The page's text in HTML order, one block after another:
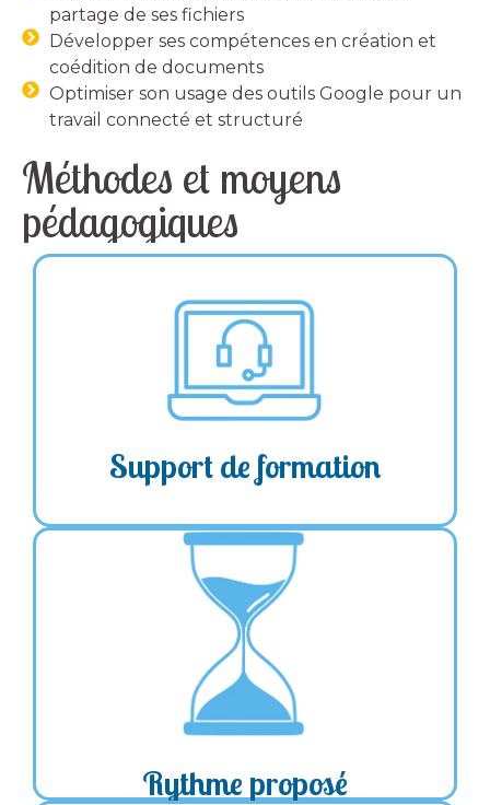
partage de ses fichiers
Développer ses compétences en création et
coédition de documents
Optimiser son usage des outils Google pour un
travail connecté et structuré
Méthodes et moyens
pédagogiques
Support de formation
du formateur et
personnalisé des supports
adapté aux
besoins et objectifs de la formation
Rythme proposé
non consécutives avec des
productions à présenter à la séance suivante
une séance de 20min
de retour sur
expérience 3 semaines à 1 mois après la dernière